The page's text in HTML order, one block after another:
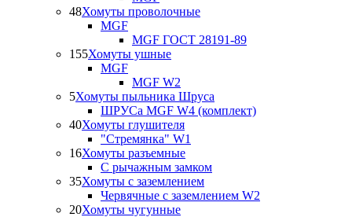
48Хомуты проволочные
MGF
MGF ГОСТ 28191-89
155Хомуты ушные
MGF
MGF W2
5Хомуты пыльника Шруса
ШРУСа MGF W4 (комплект)
40Хомуты глушителя
"Стремянка" W1
16Хомуты разъемные
С рычажным замком
35Хомуты с заземлением
Червячные с заземлением W2
20Хомуты чугунные